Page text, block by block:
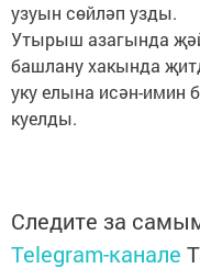
узуын сөйләп узды.
Утырыш азагында
башлану хакында
уку елына исән-имин
куелды.
Следите за
Telegram-канале